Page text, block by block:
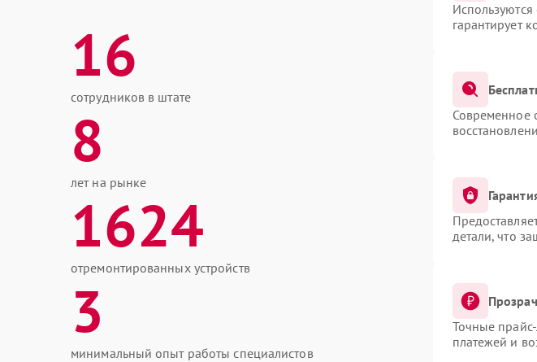
16
сотрудников в штате
8
лет на рынке
1624
отремонтированных устройств
3
минимальный опыт работы специалистов
гарантирует
Современное
детали, что
Точные
платежей и